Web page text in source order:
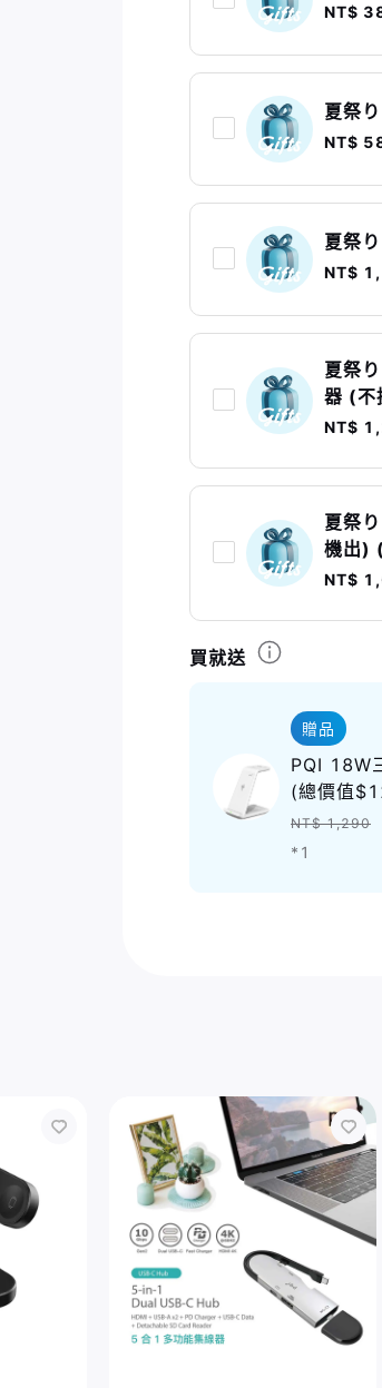
NT$
夏祭
NT$
夏祭
NT$
夏祭
器 (不
NT$
夏祭
機出)
NT$
買就送
贈品
PQI 18W
(總價值
NT$ 1,290
*1